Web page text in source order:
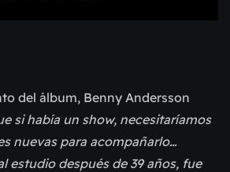
del álbum, Benny Andersson
si había un show, necesitaríamos
nuevas para acompañarlo…
estudio después de 39 años, fue